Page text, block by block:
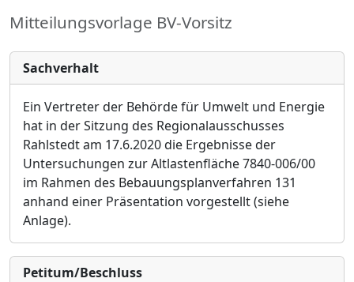
Mitteilungsvorlage BV-Vorsitz
Sachverhalt
Ein Vertreter der Behörde für Umwelt und Energie
hat in der Sitzung des Regionalausschusses
Rahlstedt am 17.6.2020 die Ergebnisse der
Untersuchungen zur Altlastenfläche 7840-006/00
im Rahmen des Bebauungsplanverfahren 131
anhand einer Präsentation vorgestellt (siehe
Anlage).
Petitum/Beschluss